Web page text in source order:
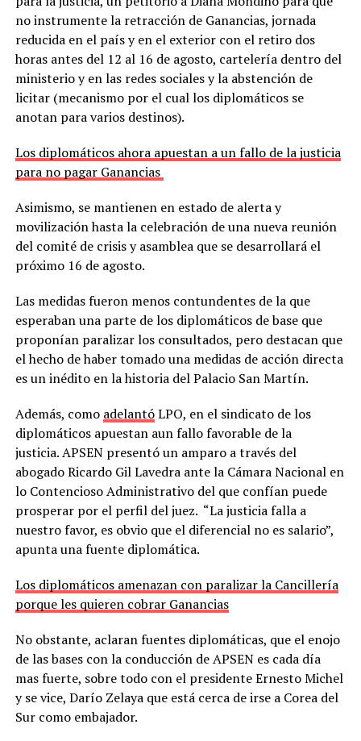
no instrumente la retracción de Ganancias, jornada
reducida en el país y en el exterior con el retiro dos
horas antes del 12 al 16 de agosto, cartelería dentro del
ministerio y en las redes sociales y la abstención de
licitar (mecanismo por el cual los diplomáticos se
anotan para varios destinos).
Los diplomáticos ahora apuestan a un fallo de la justicia
para no pagar Ganancias
Asimismo, se mantienen en estado de alerta y
movilización hasta la celebración de una nueva reunión
del comité de crisis y asamblea que se desarrollará el
próximo 16 de agosto.
Las medidas fueron menos contundentes de la que
esperaban una parte de los diplomáticos de base que
proponían paralizar los consultados, pero destacan que
el hecho de haber tomado una medidas de acción directa
es un inédito en la historia del Palacio San Martín.
Además, como adelantóLPO, en el sindicato de los
diplomáticos apuestan aun fallo favorable de la
justicia. APSEN presentó un amparo a través del
abogado Ricardo Gil Lavedra ante la Cámara Nacional en
lo Contencioso Administrativo del que confían puede
prosperar por el perfil del juez. “La justicia falla a
nuestro favor, es obvio que el diferencial no es salario”,
apunta una fuente diplomática.
Los diplomáticos amenazan con paralizar la Cancillería
porque les quieren cobrar Ganancias
No obstante, aclaran fuentes diplomáticas, que el enojo
de las bases con la conducción de APSEN es cada día
mas fuerte, sobre todo con el presidente Ernesto Michel
y se vice, Darío Zelaya que está cerca de irse a Corea del
Sur como embajador.